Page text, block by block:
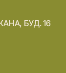
БУД. 16